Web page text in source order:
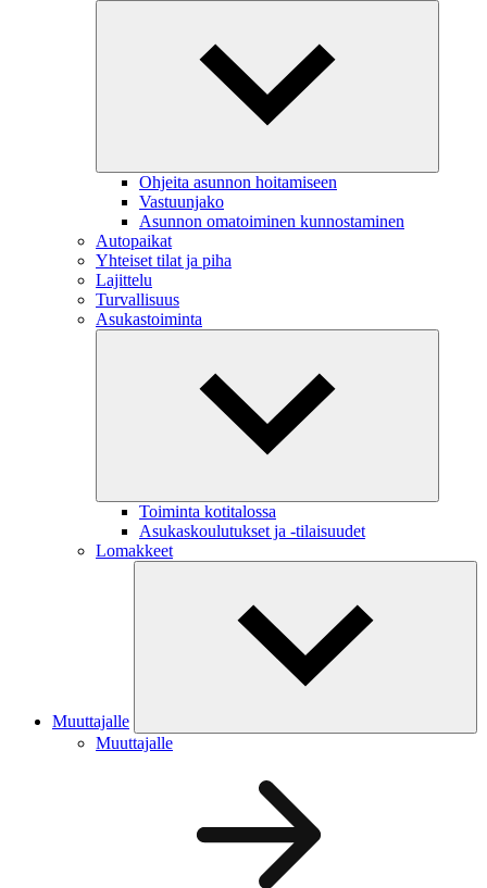
Ohjeita asunnon hoitamiseen
Vastuunjako
Asunnon omatoiminen kunnostaminen
Autopaikat
Yhteiset tilat ja piha
Lajittelu
Turvallisuus
Asukastoiminta
Toiminta kotitalossa
Asukaskoulutukset ja -tilaisuudet
Lomakkeet
Muuttajalle
Muuttajalle